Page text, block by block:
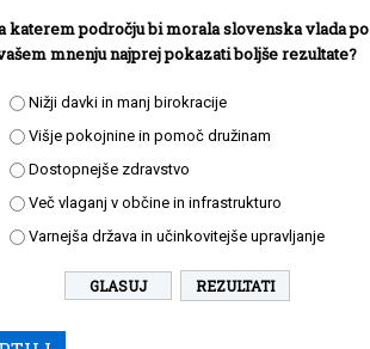
katerem področju bi morala slovenska vlada po
mnenju najprej pokazati boljše rezultate?
Nižji davki in manj birokracije
Višje pokojnine in pomoč družinam
Dostopnejše zdravstvo
Več vlaganj v občine in infrastrukturo
Varnejša država in učinkovitejše upravljanje
REZULTATI